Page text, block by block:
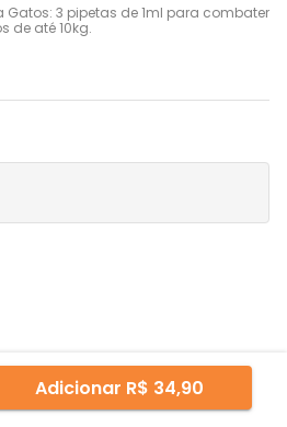
Gatos: 3 pipetas de 1ml para combater
de até 10kg.
Adicionar R$ 34,90